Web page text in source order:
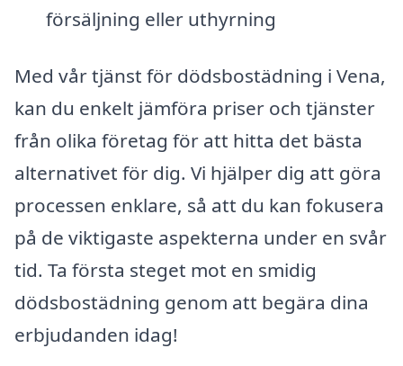
försäljning eller uthyrning
Med vår tjänst för dödsbostädning i Vena,
kan du enkelt jämföra priser och tjänster
från olika företag för att hitta det bästa
alternativet för dig. Vi hjälper dig att göra
processen enklare, så att du kan fokusera
på de viktigaste aspekterna under en svår
tid. Ta första steget mot en smidig
dödsbostädning genom att begära dina
erbjudanden idag!